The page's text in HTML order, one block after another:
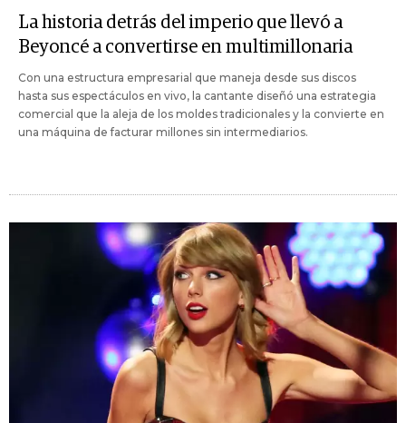
La historia detrás del imperio que llevó a
Beyoncé a convertirse en multimillonaria
Con una estructura empresarial que maneja desde sus discos
hasta sus espectáculos en vivo, la cantante diseñó una estrategia
comercial que la aleja de los moldes tradicionales y la convierte en
una máquina de facturar millones sin intermediarios.